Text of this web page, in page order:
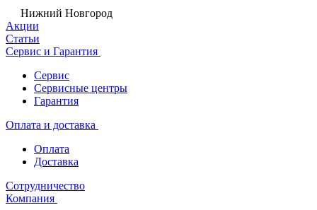
Нижний Новгород
Акции
Статьи
Сервис и Гарантия
Сервис
Сервисные центры
Гарантия
Оплата и доставка
Оплата
Доставка
Сотрудничество
Компания